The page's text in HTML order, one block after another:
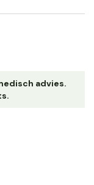
advies.